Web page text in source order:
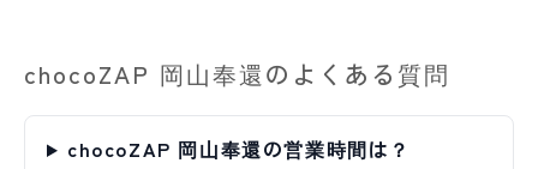
chocoZAP 岡山奉還のよくある質問
chocoZAP 岡山奉還の営業時間は？